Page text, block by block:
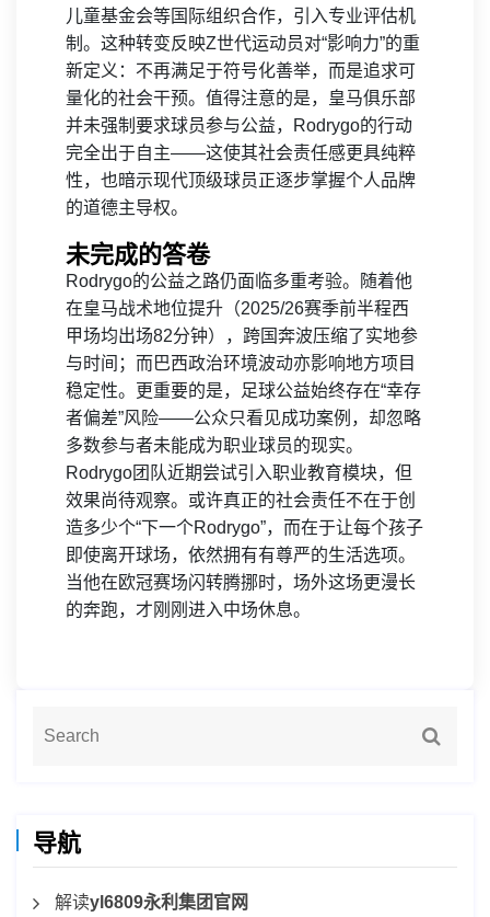
儿童基金会等国际组织合作，引入专业评估机
制。这种转变反映Z世代运动员对“影响力”的重
新定义：不再满足于符号化善举，而是追求可
量化的社会干预。值得注意的是，皇马俱乐部
并未强制要求球员参与公益，Rodrygo的行动
完全出于自主——这使其社会责任感更具纯粹
性，也暗示现代顶级球员正逐步掌握个人品牌
的道德主导权。
未完成的答卷
Rodrygo的公益之路仍面临多重考验。随着他
在皇马战术地位提升（2025/26赛季前半程西
甲场均出场82分钟），跨国奔波压缩了实地参
与时间；而巴西政治环境波动亦影响地方项目
稳定性。更重要的是，足球公益始终存在“幸存
者偏差”风险——公众只看见成功案例，却忽略
多数参与者未能成为职业球员的现实。
Rodrygo团队近期尝试引入职业教育模块，但
效果尚待观察。或许真正的社会责任不在于创
造多少个“下一个Rodrygo”，而在于让每个孩子
即使离开球场，依然拥有有尊严的生活选项。
当他在欧冠赛场闪转腾挪时，场外这场更漫长
的奔跑，才刚刚进入中场休息。
导航
解读yl6809永利集团官网